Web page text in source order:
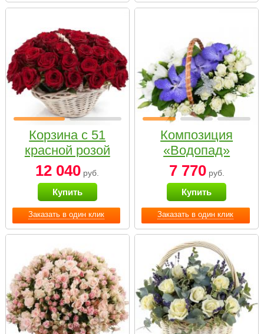
Заказать в один клик
Корзина с 51
красной розой
12 040 руб.
Купить
Заказать в один клик
Композиция
«Водопад»
7 770руб.
Купить